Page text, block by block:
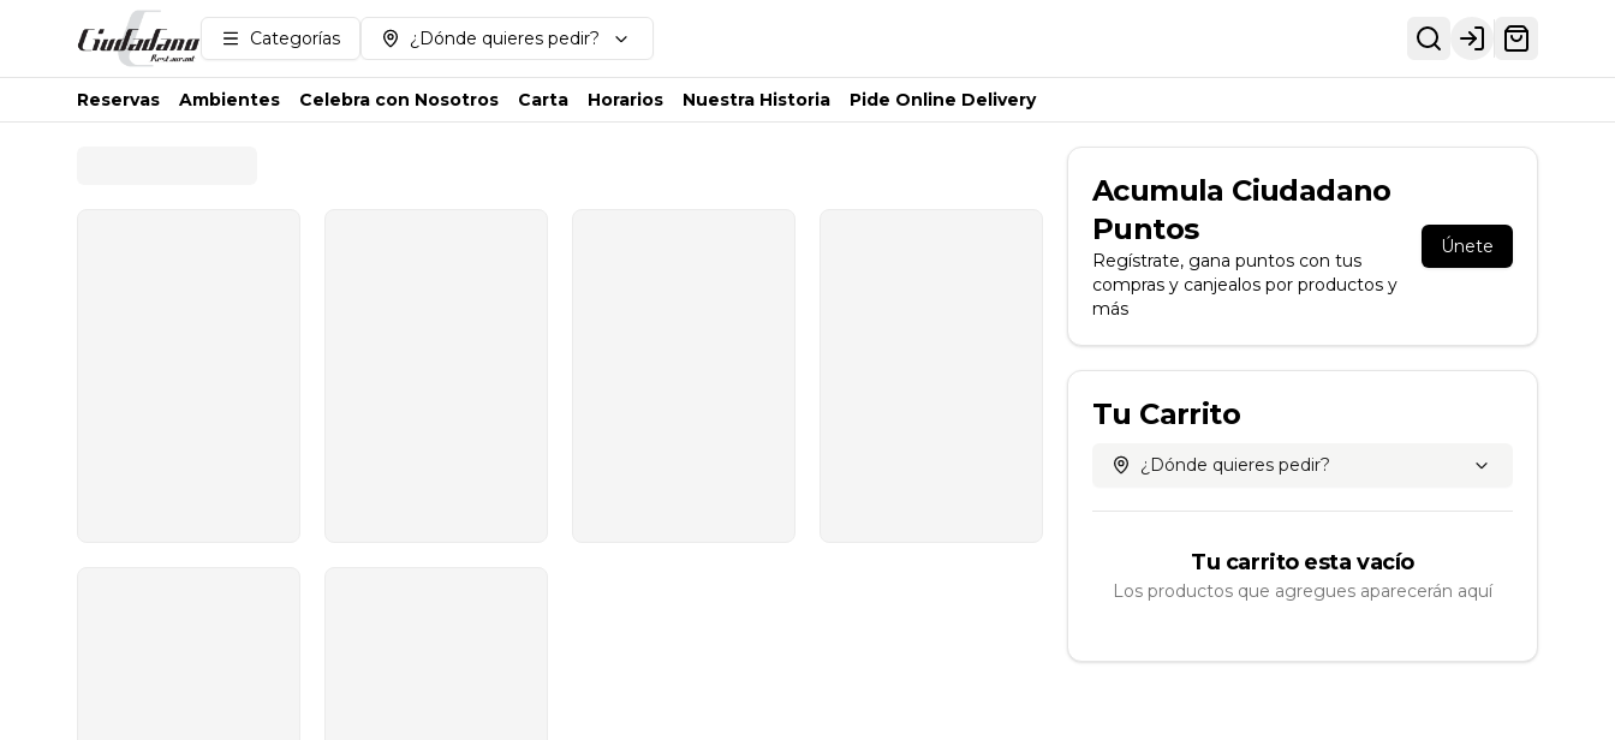
Categorías ¿Dónde quieres pedir? Login
Reservas Ambientes Celebra con Nosotros Carta Horarios Nuestra Historia Pide Online Delivery
Acumula Ciudadano
Puntos
Regístrate, gana puntos con tus
compras y canjealos por productos y
más
Únete
Tu Carrito
¿Dónde quieres pedir?
Tu carrito esta vacío
Los productos que agregues aparecerán aquí